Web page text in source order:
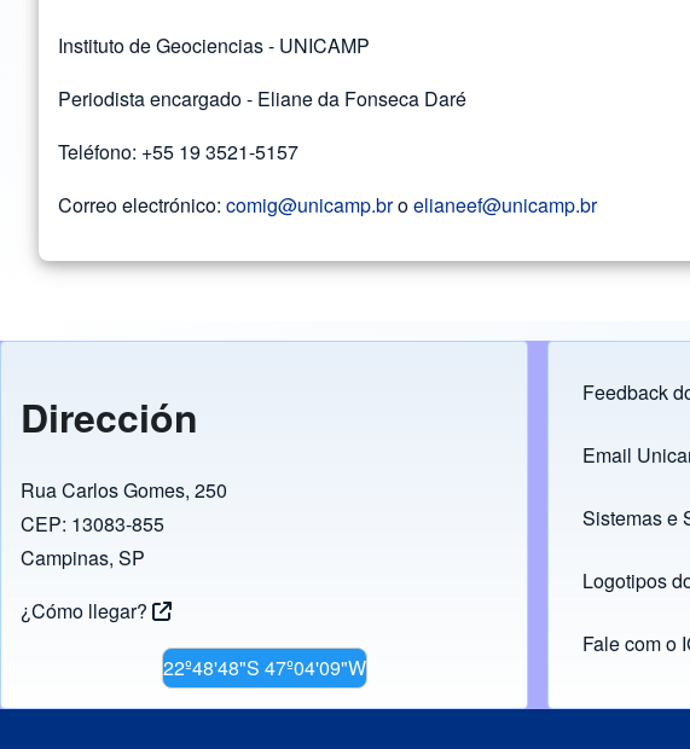
Instituto de Geociencias - UNICAMP
Periodista encargado - Eliane da Fonseca Daré
Teléfono: +55 19 3521-5157
Correo electrónico: comig@unicamp.broelianeef@unicamp.br
Dirección
Rua Carlos Gomes, 250
CEP: 13083-855
Campinas, SP
¿Cómo llegar?
22º48'48"S 47º04'09"W
Feedback
Links
Email
(opens in
Sistemas e
(opens in
Logotipos
(opens in
Fale com o